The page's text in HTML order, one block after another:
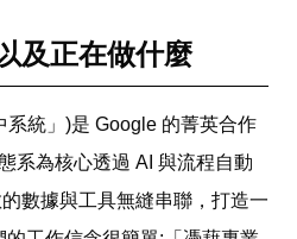
及正在做什麼
系統」)是 Google 的菁英合作
系為核心透過 AI 與流程自動
數據與工具無縫串聯，打造一